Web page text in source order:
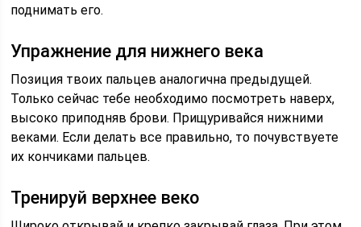
поднимать его.
Упражнение для нижнего века
Позиция твоих пальцев аналогична предыдущей.
Только сейчас тебе необходимо посмотреть наверх,
высоко приподняв брови. Прищуривайся нижними
веками. Если делать все правильно, то почувствуете
их кончиками пальцев.
Тренируй верхнее веко